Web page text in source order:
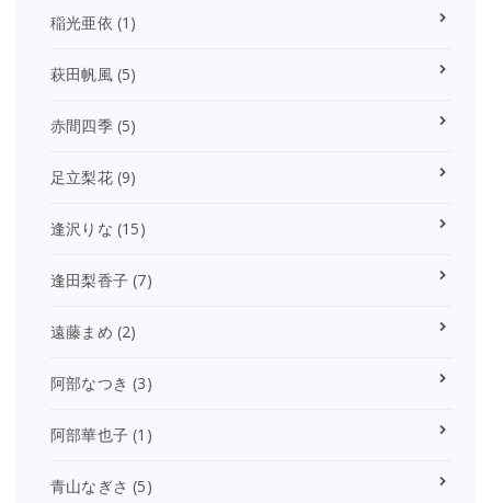
稲光亜依 (1)
萩田帆風(5)
赤間四季(5)
足立梨花(9)
逢沢りな (15)
逢田梨香子 (7)
遠藤まめ (2)
阿部なつき (3)
阿部華也子 (1)
青山なぎさ (5)